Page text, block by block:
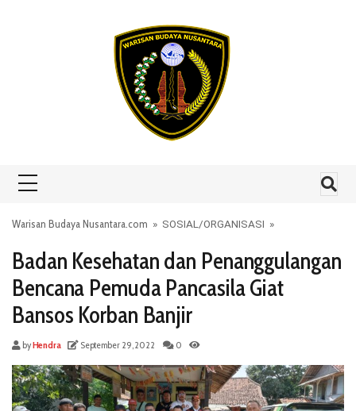
Warisan Budaya Nusantara.com » SOSIAL /ORGANISASI »
Badan Kesehatan dan Penanggulangan
Bencana Pemuda Pancasila Giat
Bansos Korban Banjir
byHendra September 29, 2022 0